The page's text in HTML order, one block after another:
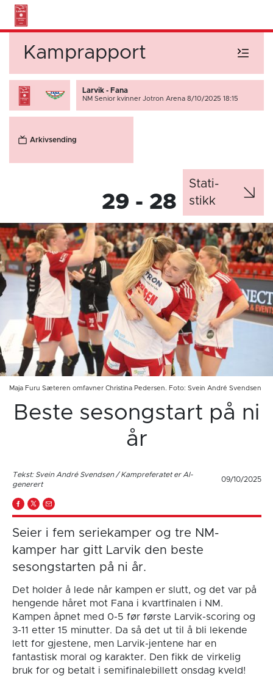
Kamprapport
Larvik - Fana
NM Senior kvinner Jotron Arena 8/10/2025 18:15
Arkivsending
29 - 28
Stati­
stikk
Maja Furu Sæteren omfavner Christina Pedersen. Foto: Svein André Svendsen
Beste sesongstart på ni
år
Tekst: Svein André Svendsen / Kampreferatet er AI-
generert
09/10/2025
Seier i fem seriekamper og tre NM-
kamper har gitt Larvik den beste
sesongstarten på ni år.
Det holder å lede når kampen er slutt, og det var på
hengende håret mot Fana i kvartfinalen i NM.
Kampen åpnet med 0-5 før første Larvik-scoring og
3-11 etter 15 minutter. Da så det ut til å bli lekende
lett for gjestene, men Larvik-jentene har en
fantastisk moral og karakter. Den fikk de virkelig
bruk for og betalt i semifinalebillett onsdag kveld!